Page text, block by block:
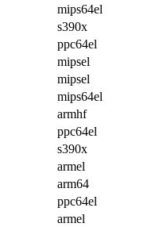
mips64el
s390x
ppc64el
mipsel
mipsel
mips64el
armhf
ppc64el
s390x
armel
arm64
ppc64el
armel